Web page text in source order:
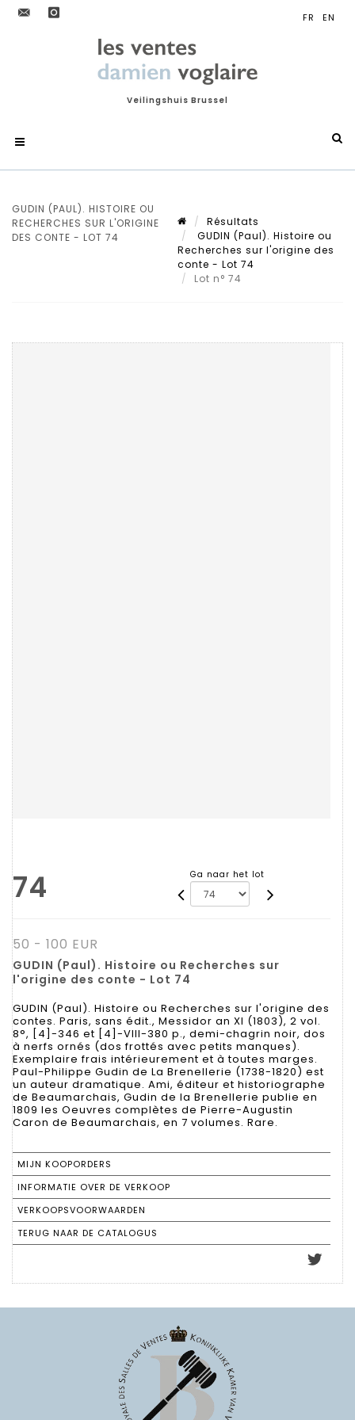
Veilingshuis Brussel
GUDIN (PAUL). HISTOIRE OU
RECHERCHES SUR L'ORIGINE
DES CONTE - LOT 74
Résultats
GUDIN (Paul). Histoire ou
Recherches sur l'origine des
conte - Lot 74
Lot n° 74
74 Ga naar het lot
50 - 100 EUR
GUDIN (Paul). Histoire ou Recherches sur
l'origine des conte - Lot 74
GUDIN (Paul). Histoire ou Recherches sur l'origine des
contes. Paris, sans édit., Messidor an XI (1803), 2 vol.
8°, [4]-346 et [4]-VIII-380 p., demi-chagrin noir, dos
à nerfs ornés (dos frottés avec petits manques).
Exemplaire frais intérieurement et à toutes marges.
Paul-Philippe Gudin de La Brenellerie (1738-1820) est
un auteur dramatique. Ami, éditeur et historiographe
de Beaumarchais, Gudin de la Brenellerie publie en
1809 les Oeuvres complètes de Pierre-Augustin
Caron de Beaumarchais, en 7 volumes. Rare.
MIJN KOOPORDERS
INFORMATIE OVER DE VERKOOP
VERKOOPSVOORWAARDEN
TERUG NAAR DE CATALOGUS